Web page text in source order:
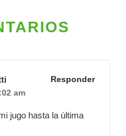
Responder
am
jugo hasta la última